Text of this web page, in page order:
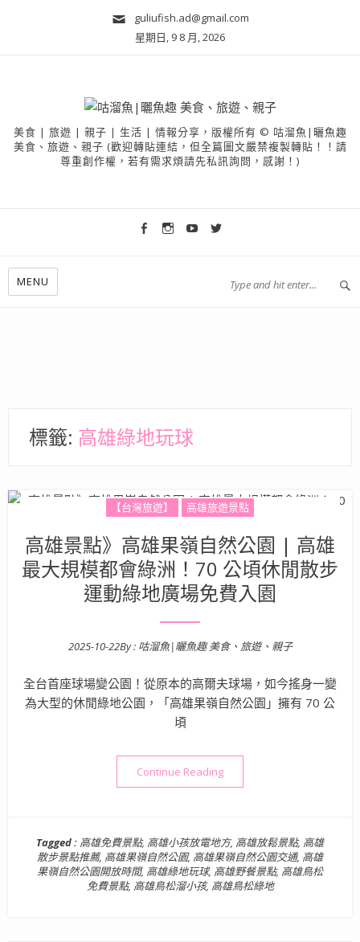
guliufish.ad@gmail.com
星期日, 9 8 月, 2026
美食 | 旅遊 | 親子 | 生活 | 情報分享，版權所有 © 咕溜魚|曬魚趣
美食、旅遊、親子 (歡迎轉貼連結，但全篇圖文嚴禁複製轉貼！！請
尊重創作權，若有需求煩請先私訊詢問，感謝！)
MENU
標籤: 高雄綠地玩球
【台灣旅遊】 高雄旅遊景點
高雄景點》高雄果嶺自然公園 | 高雄
最大規模都會綠洲！70 公頃休閒散步
運動綠地廣場免費入園
Posted on
2025-10-22By : 咕溜魚|曬魚趣 美食、旅遊、親子
全台首座球場變公園！從原本的高爾夫球場，如今搖身一變
為大型的休閒綠地公園，「高雄果嶺自然公園」擁有 70 公
頃
Continue Reading“高雄景點》高雄果嶺自然公
Tagged : 高雄免費景點, 高雄小孩放電地方, 高雄放鬆景點, 高雄
散步景點推薦, 高雄果嶺自然公園, 高雄果嶺自然公園交通, 高雄
果嶺自然公園開放時間, 高雄綠地玩球, 高雄野餐景點, 高雄鳥松
免費景點, 高雄鳥松溜小孩, 高雄鳥松綠地